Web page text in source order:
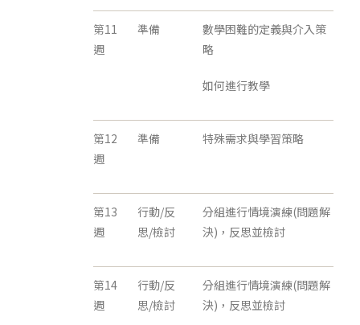
第11
週
準備
數學困難的定義與介入策
略
如何進行教學
第12
週
準備 特殊需求與學習策略
第13
週
行動/反
思/檢討
分組進行情境演練(問題解
決)，反思並檢討
第14
週
行動/反
思/檢討
分組進行情境演練(問題解
決)，反思並檢討